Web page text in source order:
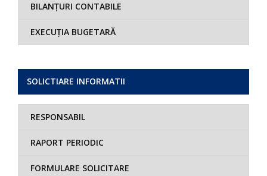
BILANȚURI CONTABILE
EXECUȚIA BUGETARĂ
SOLICTIARE INFORMATII
RESPONSABIL
RAPORT PERIODIC
FORMULARE SOLICITARE